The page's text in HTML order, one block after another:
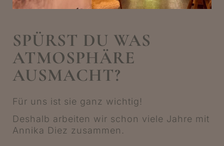
SPÜRST DU WAS
ATMOSPHÄRE
AUSMACHT?
Für uns ist sie ganz wichtig!
Deshalb arbeiten wir schon viele Jahre mit
Annika Diez zusammen.